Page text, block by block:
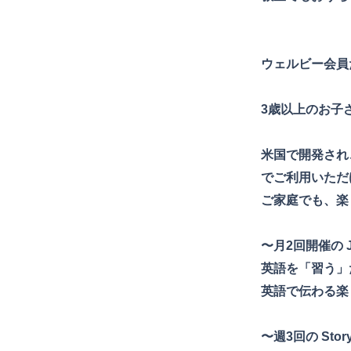
ウェルビー会
3歳以上のお子
米国で開発さ
でご利用いた
ご家庭でも、
〜月2回開催の
英語を「習う
英語で伝わる
〜週3回の